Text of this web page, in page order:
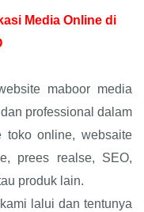
Media Online di
maboor media
professional dalam
toko online, websaite
prees realse, SEO,
produk lain.
lalui dan tentunya